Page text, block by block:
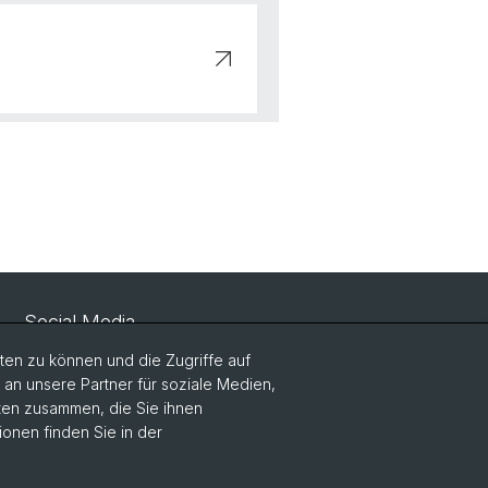
Social Media
LinkedIn
Instagram
zu können und die Zugriffe auf
unsere Partner für soziale Medien,
zusammen, die Sie ihnen
finden Sie in der